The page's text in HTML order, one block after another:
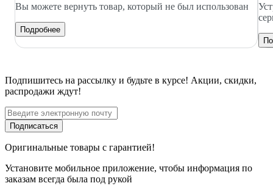
Вы можете вернуть товар, который не был использован
Подробнее
Подпишитесь на рассылку и будьте в курсе! Акции, скидки,
распродажи ждут!
Подписаться
Оригинальные товары с гарантией!
Установите мобильное приложение, чтобы информация по
заказам всегда была под рукой